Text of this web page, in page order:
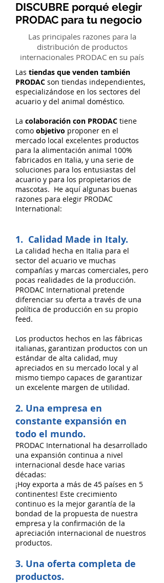
DISCUBRE porqué elegir
PRODAC para tu negocio
Las principales razones para la
distribución de productos
internacionales PRODAC en su país
Las tiendas que venden también
PRODAC son tiendas independientes,
especializándose en los sectores del
acuario y del animal doméstico.
La colaboración con PRODAC tiene
como objetivo proponer en el
mercado local excelentes productos
para la alimentación animal 100%
fabricados en Italia, y una serie de
soluciones para los entusiastas del
acuario y para los propietarios de
mascotas. He aquí algunas buenas
razones para elegir PRODAC
International:
1. Calidad Made in Italy.
La calidad hecha en Italia para el
sector del acuario ve muchas
compañías y marcas comerciales, pero
pocas realidades de la producción.
PRODAC International pretende
diferenciar su oferta a través de una
política de producción en su propio
feed.
Los productos hechos en las fábricas
italianas, garantizan productos con un
estándar de alta calidad, muy
apreciados en su mercado local y al
mismo tiempo capaces de garantizar
un excelente margen de utilidad.
2. Una empresa en
constante expansión en
todo el mundo.
PRODAC International ha desarrollado
una expansión continua a nivel
internacional desde hace varias
décadas:
¡Hoy exporta a más de 45 países en 5
continentes! Este crecimiento
continuo es la mejor garantía de la
bondad de la propuesta de nuestra
empresa y la confirmación de la
apreciación internacional de nuestros
productos.
3. Una oferta completa de
productos.